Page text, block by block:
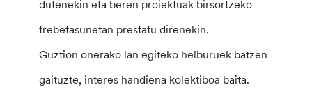
dutenekin eta beren proiektuak birsortzeko
trebetasunetan prestatu direnekin.
Guztion onerako lan egiteko helburuek batzen
gaituzte, interes handiena kolektiboa baita.